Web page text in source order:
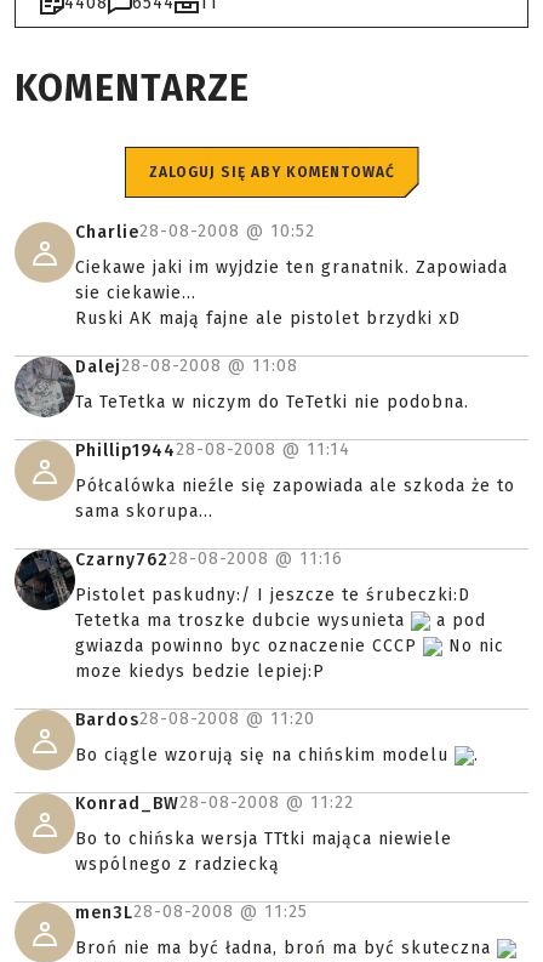
KOMENTARZE
ZALOGUJ SIĘ ABY KOMENTOWAĆ
Charlie28-08-2008 @ 10:52
Ciekawe jaki im wyjdzie ten granatnik. Zapowiada
sie ciekawie...
Ruski AK mają fajne ale pistolet brzydki xD
Dalej28-08-2008 @ 11:08
Ta TeTetka w niczym do TeTetki nie podobna.
Phillip194428-08-2008 @ 11:14
Półcalówka nieźle się zapowiada ale szkoda że to
sama skorupa...
Czarny76228-08-2008 @ 11:16
Pistolet paskudny:/ I jeszcze te śrubeczki:D
Tetetka ma troszke dubcie wysunieta
a pod
gwiazda powinno byc oznaczenie CCCP
No nic
moze kiedys bedzie lepiej:P
Bardos28-08-2008 @ 11:20
Bo ciągle wzorują się na chińskim modelu
.
Konrad_BW28-08-2008 @ 11:22
Bo to chińska wersja TTtki mająca niewiele
wspólnego z radziecką
men3L28-08-2008 @ 11:25
Broń nie ma być ładna, broń ma być skuteczna